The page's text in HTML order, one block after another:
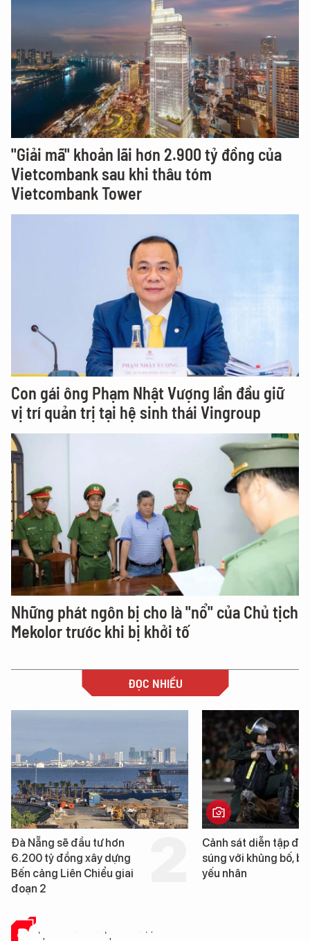
"Giải mã" khoản lãi hơn 2.900 tỷ đồng của
Vietcombank sau khi thâu tóm
Vietcombank Tower
Con gái ông Phạm Nhật Vượng lần đầu giữ
vị trí quản trị tại hệ sinh thái Vingroup
Những phát ngôn bị cho là "nổ" của Chủ tịch
Mekolor trước khi bị khởi tố
ĐỌC NHIỀU
Cảnh sát diễn tập đấu
súng với khủng bố, bảo vệ
yếu nhân
Hình ảnh đầu tiên về
tàu sân bay USS
Washington vừa đến
ĐÁNH GIÁ SẢN PHẨM